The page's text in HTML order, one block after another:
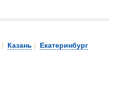
| Казань | Екатеринбург